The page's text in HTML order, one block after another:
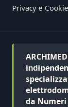
Privacy e
da